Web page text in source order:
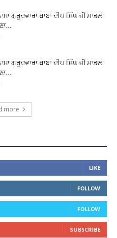
ਗੁਰੂਦਵਾਰਾ ਬਾਬਾ ਦੀਪ ਸਿੰਘ ਜੀ ਮਾਡਲ
ਗੁਰੂਦਵਾਰਾ ਬਾਬਾ ਦੀਪ ਸਿੰਘ ਜੀ ਮਾਡਲ
more
LIKE
FOLLOW
FOLLOW
SUBSCRIBE